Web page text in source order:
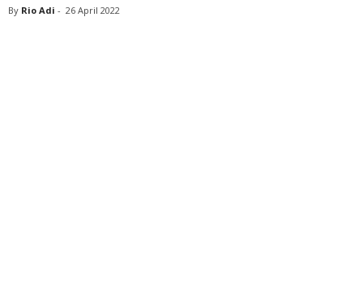
By Rio Adi - 26 April 2022